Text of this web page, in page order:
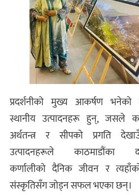
प्रदर्शनीको मुख्य आकर्षण भनेको
स्थानीय उत्पादनहरू हुन्, जसले
अर्थतन्त्र र सीपको प्रगति
उत्पादनहरूले काठमाडौंका
कर्णालीको दैनिक जीवन र
संस्कृतिसँग जोड्न सफल भएका छन्।